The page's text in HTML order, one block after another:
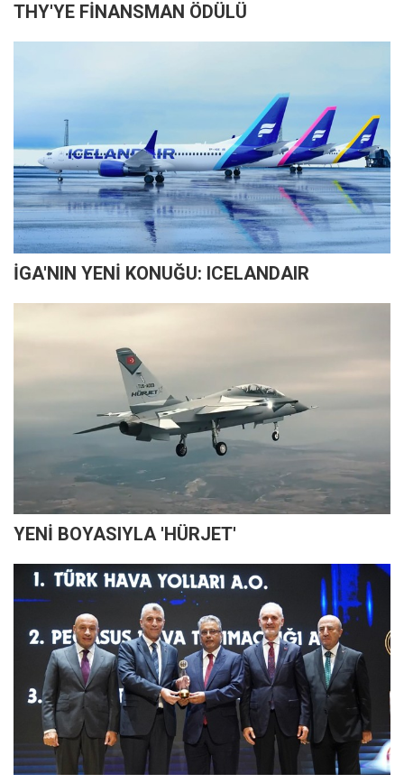
THY'YE FİNANSMAN ÖDÜLÜ
İGA'NIN YENİ KONUĞU: ICELANDAIR
YENİ BOYASIYLA 'HÜRJET'